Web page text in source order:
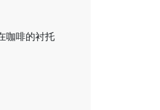
咖啡的衬托